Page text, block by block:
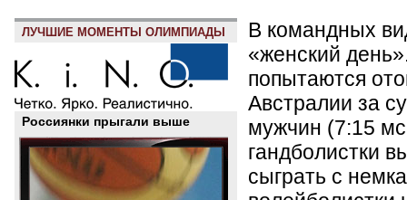
ЛУЧШИЕ МОМЕНТЫ ОЛИМПИАДЫ
Россиянки прыгали выше
В командных
«женский
попытаются
Австралии за
мужчин (7:15
гандболистки
сыграть с